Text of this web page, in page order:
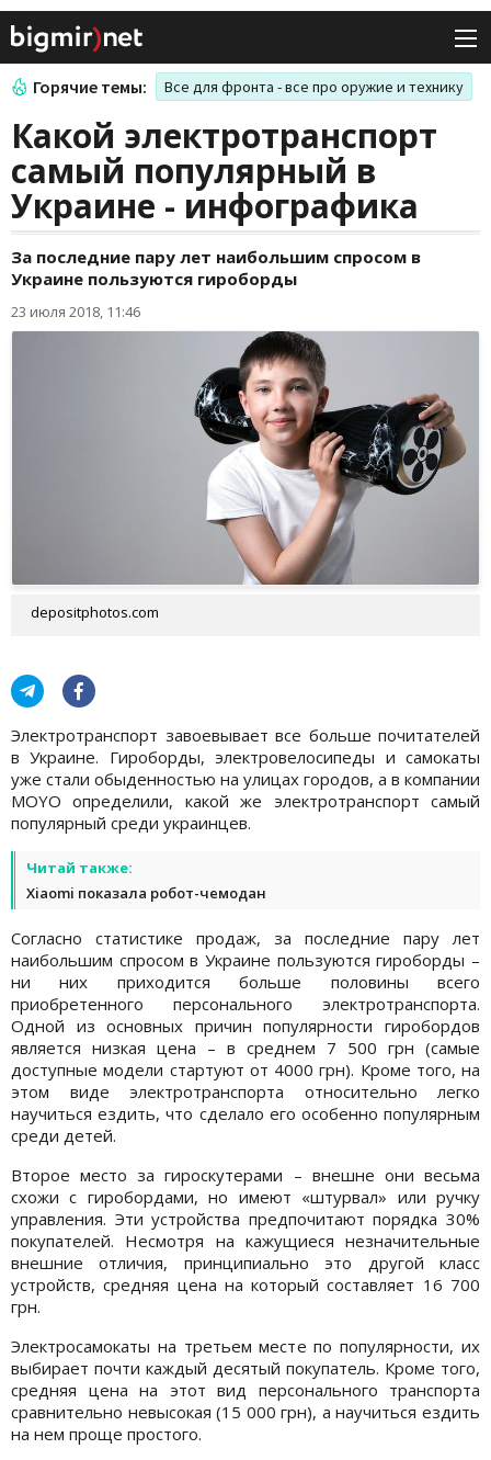
Горячие темы: Все для фронта - все про оружие и технику
Какой электротранспорт
самый популярный в
Украине - инфографика
За последние пару лет наибольшим спросом в
Украине пользуются гироборды
23 июля 2018, 11:46
depositphotos.com
Электротранспорт завоевывает все больше почитателей
в Украине. Гироборды, электровелосипеды и самокаты
уже стали обыденностью на улицах городов, а в компании
MOYO определили, какой же электротранспорт самый
популярный среди украинцев.
Читай также:
Xiaomi показала робот-чемодан
Согласно статистике продаж, за последние пару лет
наибольшим спросом в Украине пользуются гироборды –
ни них приходится больше половины всего
приобретенного персонального электротранспорта.
Одной из основных причин популярности гиробордов
является низкая цена – в среднем 7 500 грн (самые
доступные модели стартуют от 4000 грн). Кроме того, на
этом виде электротранспорта относительно легко
научиться ездить, что сделало его особенно популярным
среди детей.
Второе место за гироскутерами – внешне они весьма
схожи с гиробордами, но имеют «штурвал» или ручку
управления. Эти устройства предпочитают порядка 30%
покупателей. Несмотря на кажущиеся незначительные
внешние отличия, принципиально это другой класс
устройств, средняя цена на который составляет 16 700
грн.
Электросамокаты на третьем месте по популярности, их
выбирает почти каждый десятый покупатель. Кроме того,
средняя цена на этот вид персонального транспорта
сравнительно невысокая (15 000 грн), а научиться ездить
на нем проще простого.